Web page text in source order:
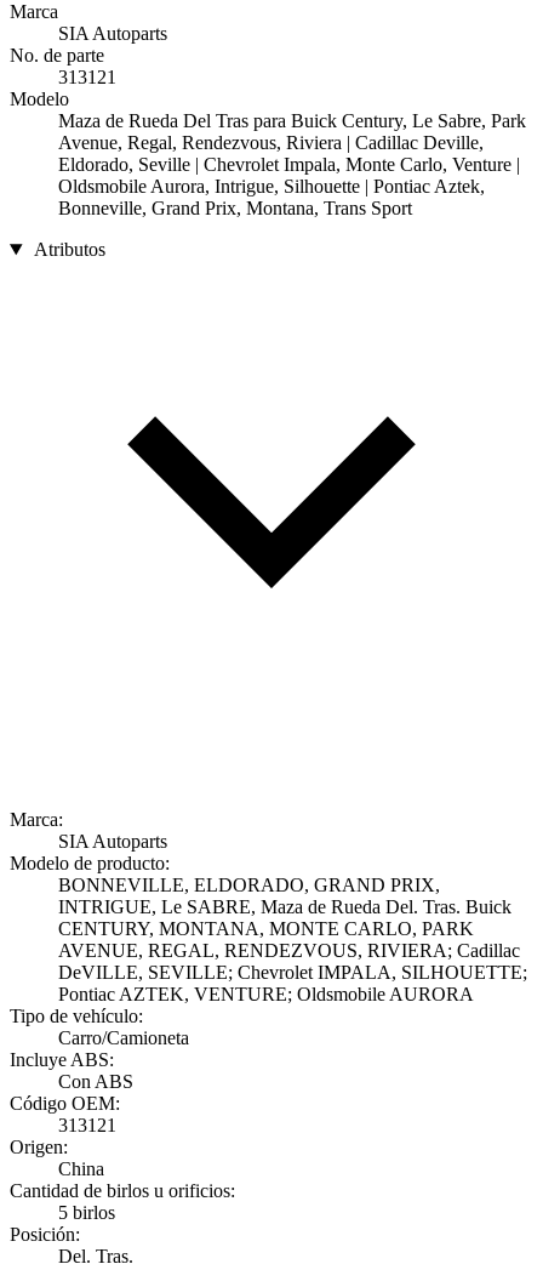
Marca
SIA Autoparts
No. de parte
313121
Modelo
Maza de Rueda Del Tras para Buick Century, Le Sabre, Park
Avenue, Regal, Rendezvous, Riviera | Cadillac Deville,
Eldorado, Seville | Chevrolet Impala, Monte Carlo, Venture |
Oldsmobile Aurora, Intrigue, Silhouette | Pontiac Aztek,
Bonneville, Grand Prix, Montana, Trans Sport
Atributos
Marca:
SIA Autoparts
Modelo de producto:
BONNEVILLE, ELDORADO, GRAND PRIX,
INTRIGUE, Le SABRE, Maza de Rueda Del. Tras. Buick
CENTURY, MONTANA, MONTE CARLO, PARK
AVENUE, REGAL, RENDEZVOUS, RIVIERA; Cadillac
DeVILLE, SEVILLE; Chevrolet IMPALA, SILHOUETTE;
Pontiac AZTEK, VENTURE; Oldsmobile AURORA
Tipo de vehículo:
Carro/Camioneta
Incluye ABS:
Con ABS
Código OEM:
313121
Origen:
China
Cantidad de birlos u orificios:
5 birlos
Posición:
Del. Tras.